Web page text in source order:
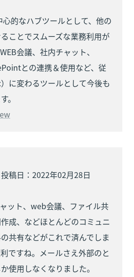
的なハブツールとして、他の
ことでスムーズな業務利用が
会議、社内チャット、
との連携＆使用など、従
に変わるツールとして今後も
。
稿日：2022年02月28日
ット、web会議、ファイル共
成、などほとんどのコミュニ
共有などがこれで済んでしま
ですね。メールさえ外部のと
使用しなくなりました。